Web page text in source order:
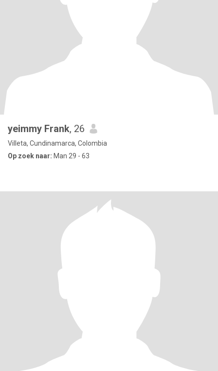
yeimmy Frank, 26
Villeta, Cundinamarca, Colombia
Op zoek naar: Man 29 - 63